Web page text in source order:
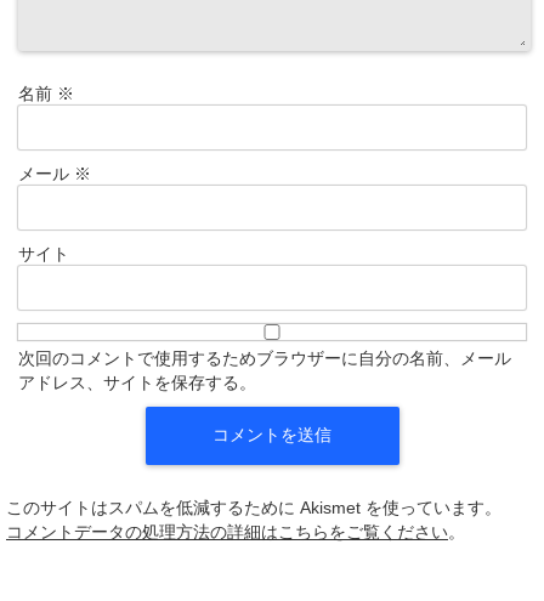
名前 ※
メール ※
サイト
次回のコメントで使用するためブラウザーに自分の名前、メール
アドレス、サイトを保存する。
このサイトはスパムを低減するために Akismet を使っています。
コメントデータの処理方法の詳細はこちらをご覧ください。